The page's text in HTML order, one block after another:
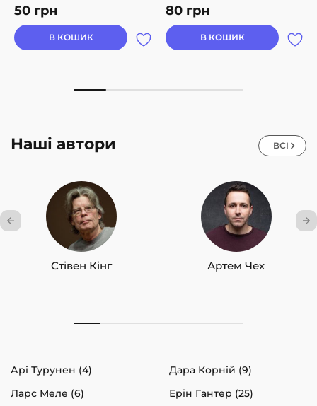
50 грн
В КОШИК
80 грн
В КОШИК
Наші автори ВСІ
Стівен Кінг Артем Чех
Арі Турунен (4)
Дара Корній (9)
Ларс Меле (6)
Ерін Гантер (25)